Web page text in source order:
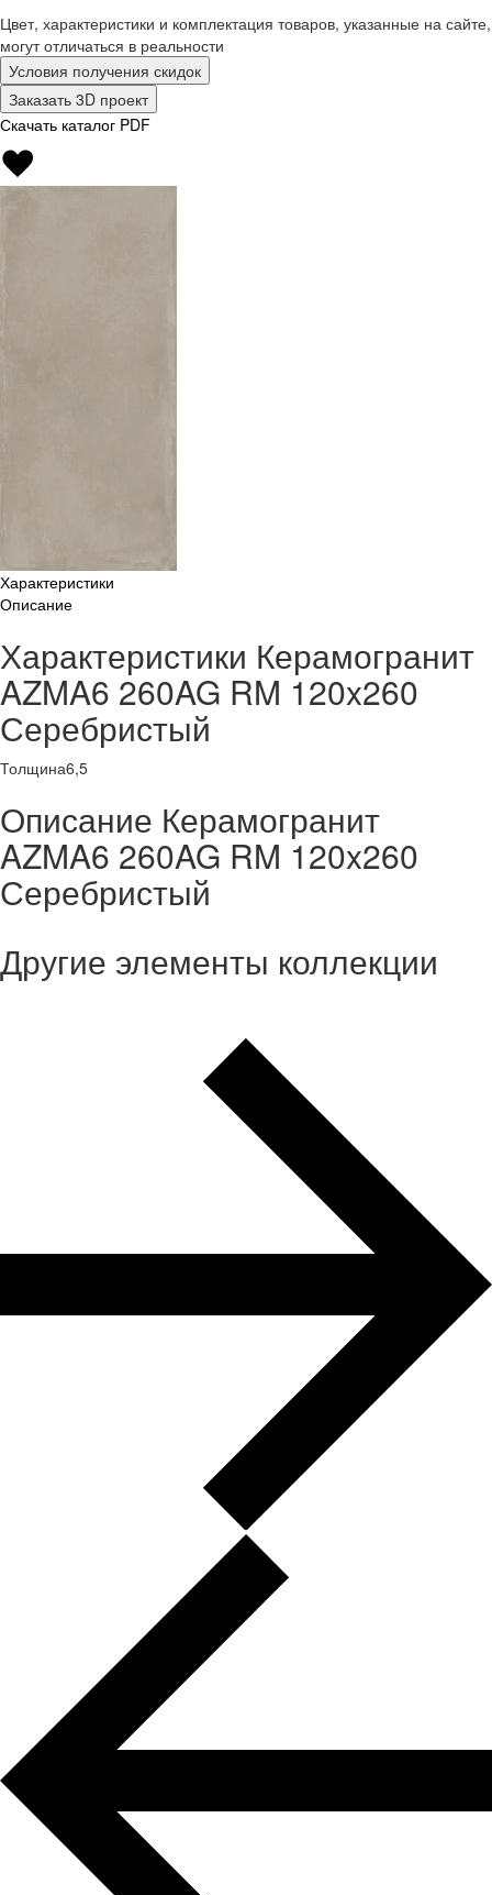
Цвет, характеристики и комплектация товаров, указанные на сайте,
могут отличаться в реальности
Условия получения скидок
Заказать 3D проект
Скачать каталог PDF
Характеристики
Описание
Характеристики Керамогранит
AZMA6 260AG RM 120x260
Серебристый
Толщина6,5
Описание Керамогранит
AZMA6 260AG RM 120x260
Серебристый
Другие элементы коллекции